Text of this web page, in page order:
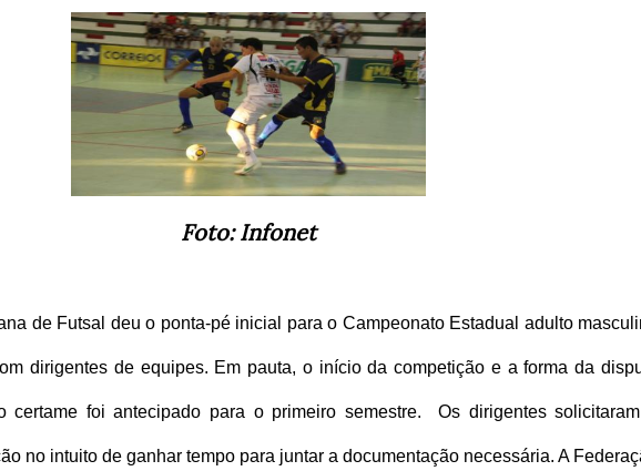
Foto: Infonet
de Futsal deu o ponta-pé inicial para o Campeonato Estadual adulto
dirigentes de equipes. Em pauta, o início da competição e a forma da
certame foi antecipado para o primeiro semestre. Os dirigentes
no intuito de ganhar tempo para juntar a documentação necessária. A